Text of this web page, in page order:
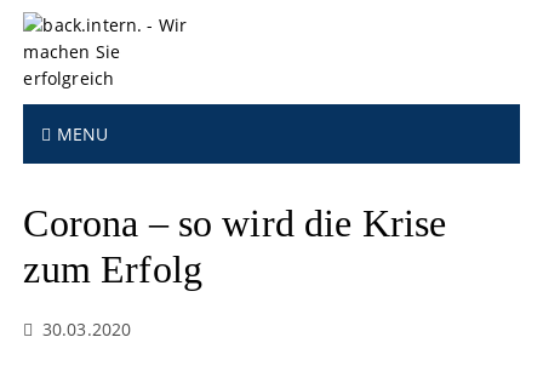
MENU
Corona – so wird die Krise
zum Erfolg
30.03.2020